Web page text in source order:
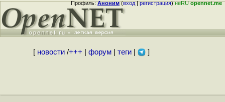
Профиль:Аноним(вход|регистрация)неRUopennet.me
[ новости/+++ форум| теги| ]